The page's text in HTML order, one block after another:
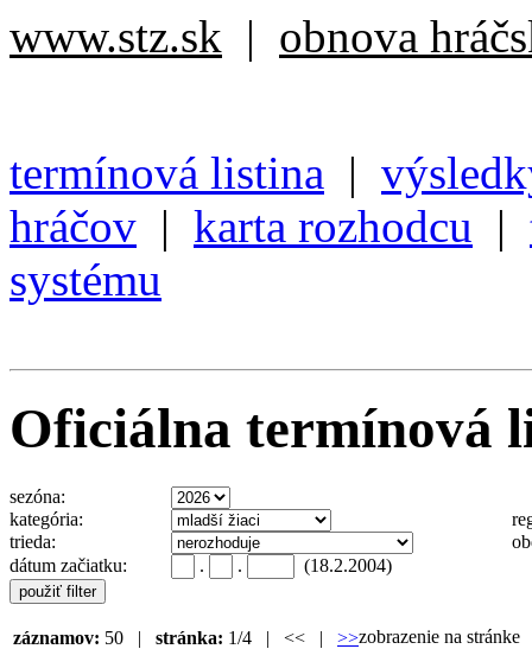
www.stz.sk | obnova
termínová listina |
hráčov | karta rozhodcu |
systému
Oficiálna termínová
sezóna:
kategória:
trieda:
dátum začiatku:
. . (18.2.2004)
záznamov: 50 | stránka: 1/4 | << | >>zobrazenie na